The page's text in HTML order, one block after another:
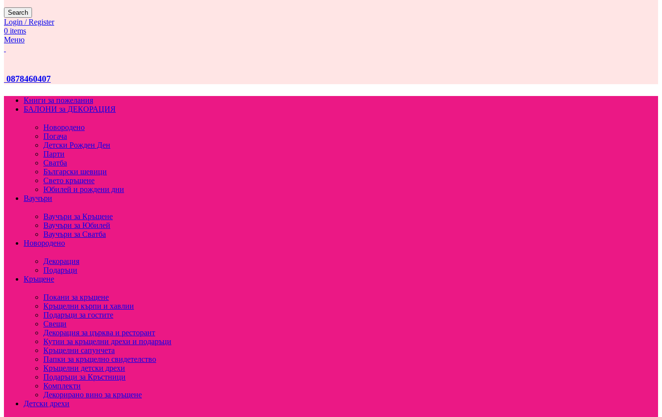
Search
Login / Register
0 items
Меню
0878460407
Книги за пожелания
БАЛОНИ за ДЕКОРАЦИЯ
Новородено
Погача
Детски Рожден Ден
Парти
Сватба
Български шевици
Свето кръщене
Юбилей и рождени дни
Ваучъри
Ваучъри за Кръщене
Ваучъри за Юбилей
Ваучъри за Сватба
Новородено
Декорация
Подаръци
Кръщене
Покани за кръщене
Кръщелни кърпи и хавлии
Подаръци за гостите
Свещи
Декорация за църква и ресторант
Кутии за кръщелни дрехи и подаръци
Кръщелни сапунчета
Папки за кръщелно свидетелство
Кръщелни детски дрехи
Подаръци за Кръстници
Комплекти
Декорирано вино за кръщене
Детски дрехи